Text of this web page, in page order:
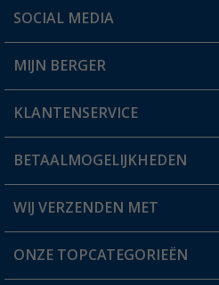
Een vraag?
Winkel vinden
SOCIAL MEDIA
MIJN BERGER
Mijn account
Status bestelling
Verlanglijstje
KLANTENSERVICE
FAQ & Contact
Verzendinformatie
Catalogus
BETAALMOGELIJKHEDEN
WIJ VERZENDEN MET
ONZE TOPCATEGORIEËN